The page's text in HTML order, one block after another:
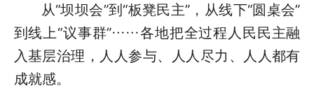
从“坝坝会”到“板凳民主”，从线下“圆桌会”
到线上“议事群”……各地把全过程人民民主融
入基层治理，人人参与、人人尽力、人人都有
成就感。